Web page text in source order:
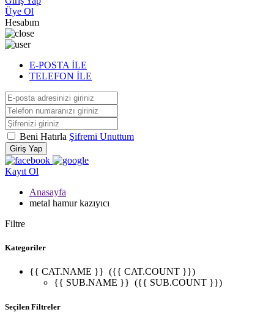
Üye Ol
Hesabım
E-POSTA İLE
TELEFON İLE
Beni Hatırla Şifremi Unuttum
Giriş Yap
Kayıt Ol
Anasayfa
metal hamur kazıyıcı
Filtre
Kategoriler
{{ CAT.NAME }} ({{ CAT.COUNT }})
{{ SUB.NAME }} ({{ SUB.COUNT }})
Seçilen Filtreler